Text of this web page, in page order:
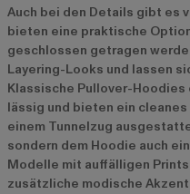
Auch bei den Details gibt es
bieten eine praktische
geschlossen getragen
Layering-Looks und lassen
Klassische Pullover-
lässig und bieten ein
einem Tunnelzug
sondern dem Hoodie auch
Modelle mit auffälligen
zusätzliche modische